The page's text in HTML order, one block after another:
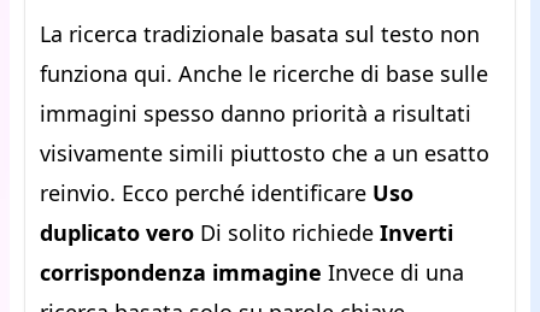
La ricerca tradizionale basata sul testo non
funziona qui. Anche le ricerche di base sulle
immagini spesso danno priorità a risultati
visivamente simili piuttosto che a un esatto
reinvio. Ecco perché identificare Uso
duplicato vero Di solito richiede Inverti
corrispondenza immagine Invece di una